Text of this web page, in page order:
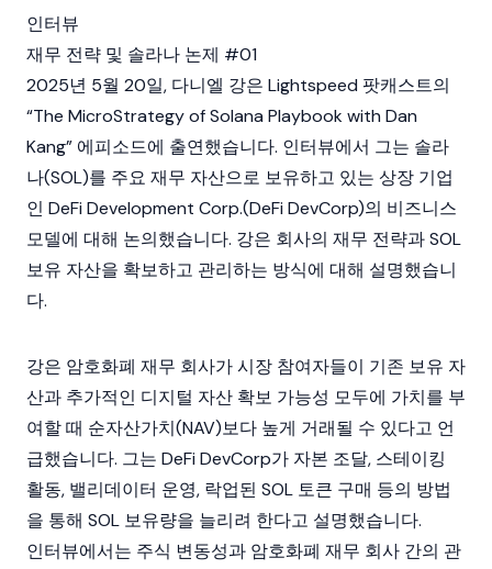
인터뷰
재무 전략 및 솔라나 논제 #01
2025년 5월 20일, 다니엘 강은 Lightspeed 팟캐스트의
“The MicroStrategy ofSolana Playbook with Dan
Kang” 에피소드에 출연했습니다. 인터뷰에서 그는 솔라
나(SOL)를 주요 재무 자산으로 보유하고 있는 상장 기업
인 DeFi Development Corp.(DeFi DevCorp)의 비즈니스
모델에 대해 논의했습니다. 강은 회사의 재무 전략과 SOL
보유 자산을 확보하고 관리하는 방식에 대해 설명했습니
다.
강은 암호화폐 재무 회사가 시장 참여자들이 기존 보유 자
산과 추가적인 디지털 자산 확보 가능성 모두에 가치를 부
여할 때 순자산가치(NAV)보다 높게 거래될 수 있다고 언
급했습니다. 그는 DeFi DevCorp가 자본 조달, 스테이킹
활동, 밸리데이터 운영, 락업된 SOL 토큰 구매 등의 방법
을 통해 SOL 보유량을 늘리려 한다고 설명했습니다.
인터뷰에서는 주식 변동성과 암호화폐 재무 회사 간의 관